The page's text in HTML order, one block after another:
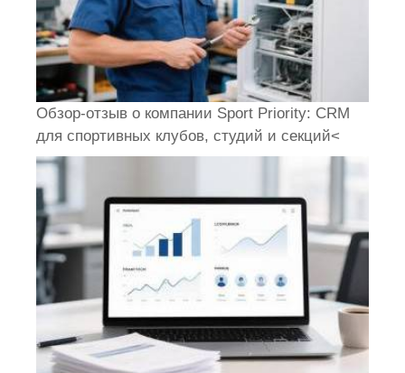
Обзор-отзыв о компании Sport Priority: CRM
для спортивных клубов, студий и секций<